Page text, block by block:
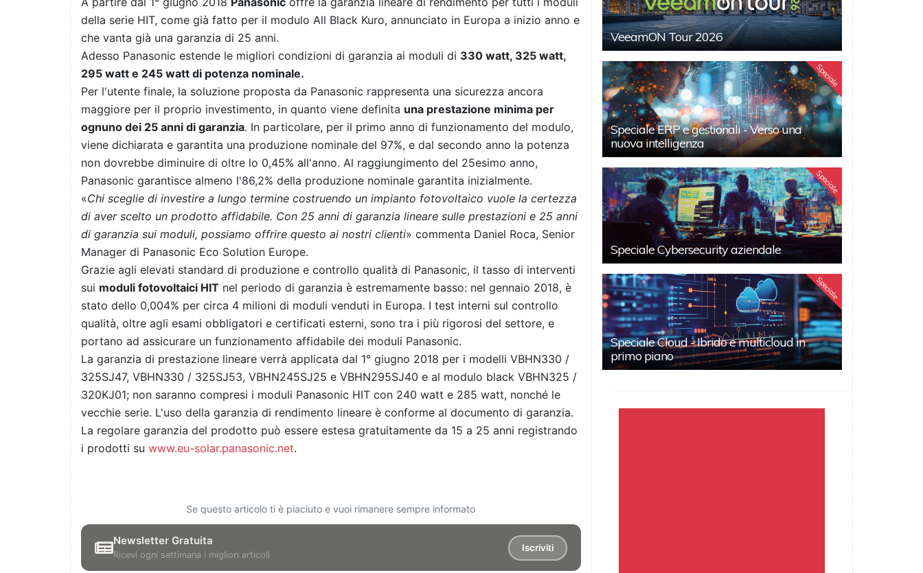
della serie HIT, come già fatto per il modulo All Black Kuro, annunciato in Europa a inizio anno e
che vanta già una garanzia di 25 anni.
Adesso Panasonic estende le migliori condizioni di garanzia ai moduli di 330 watt, 325 watt,
295 watt e 245 watt di potenza nominale.
Per l'utente finale, la soluzione proposta da Panasonic rappresenta una sicurezza ancora
maggiore per il proprio investimento, in quanto viene definita una prestazione minima per
ognuno dei 25 anni di garanzia. In particolare, per il primo anno di funzionamento del modulo,
viene dichiarata e garantita una produzione nominale del 97%, e dal secondo anno la potenza
non dovrebbe diminuire di oltre lo 0,45% all'anno. Al raggiungimento del 25esimo anno,
Panasonic garantisce almeno l'86,2% della produzione nominale garantita inizialmente.
«Chi sceglie di investire a lungo termine costruendo un impianto fotovoltaico vuole la certezza
di aver scelto un prodotto affidabile. Con 25 anni di garanzia lineare sulle prestazioni e 25 anni
di garanzia sui moduli, possiamo offrire questo ai nostri clienti» commenta Daniel Roca, Senior
Manager di Panasonic Eco Solution Europe.
Grazie agli elevati standard di produzione e controllo qualità di Panasonic, il tasso di interventi
sui moduli fotovoltaici HIT nel periodo di garanzia è estremamente basso: nel gennaio 2018, è
stato dello 0,004% per circa 4 milioni di moduli venduti in Europa. I test interni sul controllo
qualità, oltre agli esami obbligatori e certificati esterni, sono tra i più rigorosi del settore, e
portano ad assicurare un funzionamento affidabile dei moduli Panasonic.
La garanzia di prestazione lineare verrà applicata dal 1° giugno 2018 per i modelli VBHN330 /
325SJ47, VBHN330 / 325SJ53, VBHN245SJ25 e VBHN295SJ40 e al modulo black VBHN325 /
320KJ01; non saranno compresi i moduli Panasonic HIT con 240 watt e 285 watt, nonché le
vecchie serie. L'uso della garanzia di rendimento lineare è conforme al documento di garanzia.
La regolare garanzia del prodotto può essere estesa gratuitamente da 15 a 25 anni registrando
i prodotti su www.eu-solar.panasonic.net.
Se questo articolo ti è piaciuto e vuoi rimanere sempre informato
Newsletter Gratuita
Ricevi ogni settimana i migliori articoli
Iscriviti
VeeamON Tour 2026
Speciale
Speciale ERP e gestionali - Verso una
nuova intelligenza
Speciale
Speciale Cybersecurity aziendale
Speciale
Speciale Cloud - Ibrido e multicloud in
primo piano